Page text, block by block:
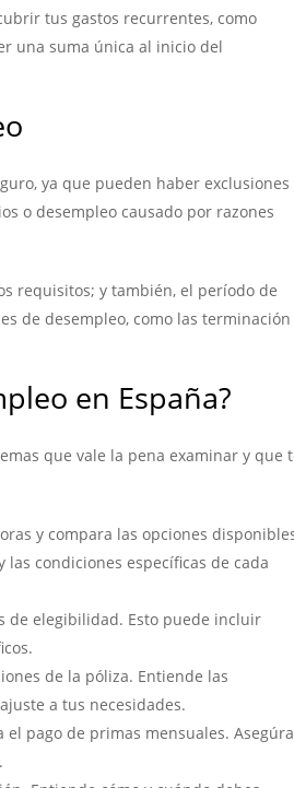
tus gastos recurrentes, como
una suma única al inicio del
ya que pueden haber exclusiones
o desempleo causado por razones
requisitos; y también, el período de
de desempleo, como las terminación
en España?
que vale la pena examinar y que
y compara las opciones
condiciones específicas de cada
de elegibilidad. Esto puede incluir
de la póliza. Entiende las
a tus necesidades.
pago de primas mensuales.